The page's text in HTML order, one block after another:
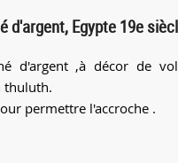
d'argent, Egypte 19e
d'argent ,à décor de
thuluth.
permettre l'accroche .